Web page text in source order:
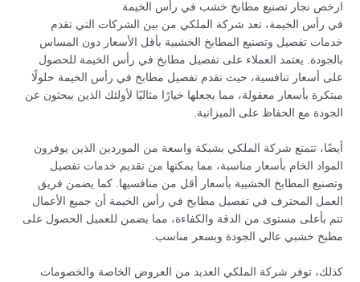
ارخص نجار تصنيع مطابخ خشب في رأس الخيمة
في رأس الخيمة، تعد شركة الملكي من بين الشركات التي تقدم
خدمات تفصيل وتصنيع المطابخ الخشبية بأقل الأسعار دون المساس
بالجودة. يعتمد العملاء على تفصيل مطابخ في رأس الخيمة للحصول
على أسعار تنافسية، حيث تقدم تفصيل مطابخ في رأس الخيمة حلولًا
مبتكرة بأسعار معقولة، مما يجعلها خيارًا مثاليًا لأولئك الذين يبحثون عن
الجودة مع الحفاظ على الميزانية.
أيضًا، تتمتع شركة الملكي بشبكة واسعة من الموردين الذين يوفرون
المواد الخام بأسعار مناسبة، مما يمكنها من تقديم خدمات تفصيل
وتصنيع المطابخ الخشبية بأسعار أقل من منافسيها. كما يضمن فريق
العمل المحترف في تفصيل مطابخ في رأس الخيمة أن جميع الأعمال
تتم بأعلى مستوى من الدقة والكفاءة، مما يضمن للعميل الحصول على
مطبخ خشبي عالي الجودة وبسعر مناسب.
كذلك، توفر شركة الملكي العديد من العروض الخاصة والخصومات